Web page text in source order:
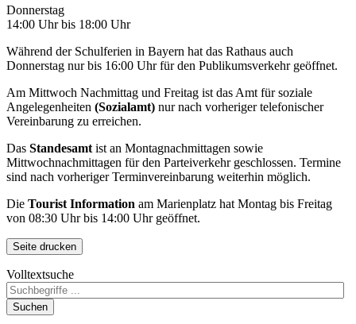
Donnerstag
14:00 Uhr bis 18:00 Uhr
Während der Schulferien in Bayern hat das Rathaus auch
Donnerstag nur bis 16:00 Uhr für den Publikumsverkehr geöffnet.
Am Mittwoch Nachmittag und Freitag ist das Amt für soziale
Angelegenheiten (Sozialamt) nur nach vorheriger telefonischer
Vereinbarung zu erreichen.
Das Standesamt ist an Montagnachmittagen sowie
Mittwochnachmittagen für den Parteiverkehr geschlossen. Termine
sind nach vorheriger Terminvereinbarung weiterhin möglich.
Die Tourist Information am Marienplatz hat Montag bis Freitag
von 08:30 Uhr bis 14:00 Uhr geöffnet.
Seite drucken
Volltextsuche
Suchen